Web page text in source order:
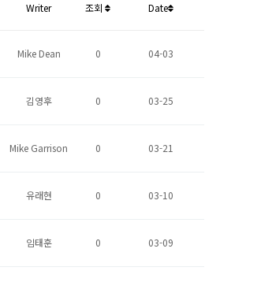
Writer 조회 Date
Mike Dean 0 04-03
김영후 0 03-25
Mike Garrison 0 03-21
유래현 0 03-10
임태훈 0 03-09